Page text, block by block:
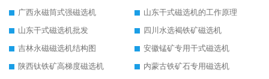
广西永磁筒式强磁选机
山东干式磁选机的工作原理
山东干式磁选机批发
四川水选褐铁矿磁选机
吉林永磁磁选机结构图
安徽锰矿专用干式磁选机
陕西钛铁矿高梯度磁选机
内蒙古铁矿石专用磁选机